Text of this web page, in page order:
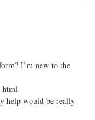
I’m new to the
html
help would be really